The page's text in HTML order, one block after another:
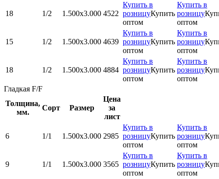
18 1/2 1.500x3.000 4522
Купить в
розницуКупить
оптом
Купить в
розницу
оптом
15 1/2 1.500x3.000 4639
Купить в
розницуКупить
оптом
Купить в
розницу
оптом
18 1/2 1.500x3.000 4884
Купить в
розницуКупить
оптом
Купить в
розницу
оптом
Гладкая F/F
Толщина,
мм.
Сорт Размер
Цена
за
лист
6 1/1 1.500x3.000 2985
Купить в
розницуКупить
оптом
Купить в
розницу
оптом
9 1/1 1.500x3.000 3565
Купить в
розницуКупить
оптом
Купить в
розницу
оптом